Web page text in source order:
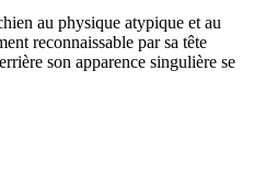
au physique atypique et au
reconnaissable par sa tête
son apparence singulière se